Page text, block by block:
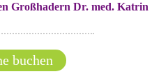
Großhadern Dr. med. Katrin
buchen